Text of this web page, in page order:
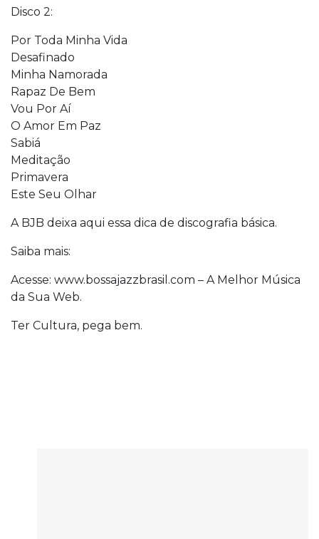
Disco 2:
Por Toda Minha Vida
Desafinado
Minha Namorada
Rapaz De Bem
Vou Por Aí
O Amor Em Paz
Sabiá
Meditação
Primavera
Este Seu Olhar
A BJB deixa aqui essa dica de discografia básica.
Saiba mais:
Acesse: www.bossajazzbrasil.com – A Melhor Música
da Sua Web.
Ter Cultura, pega bem.